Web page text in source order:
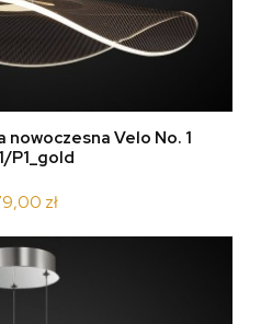
nowoczesna Velo No. 1
P1_gold
zł